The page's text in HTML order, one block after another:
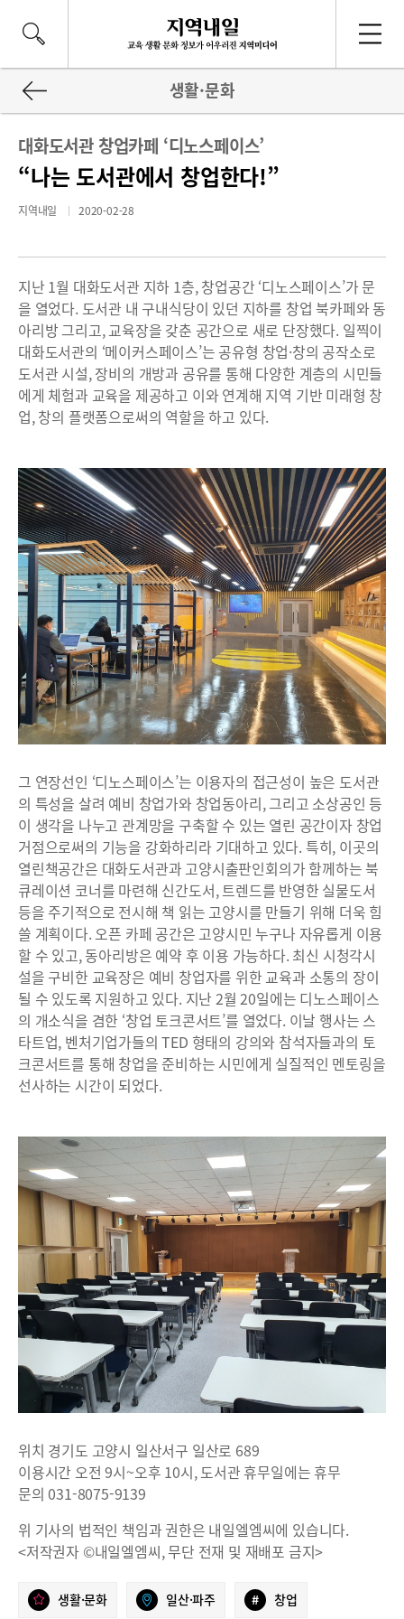
생활·문화
대화도서관 창업카페 ‘디노스페이스’
“나는 도서관에서 창업한다!”
지역내일 2020-02-28
지난 1월 대화도서관 지하 1층, 창업공간 ‘디노스페이스’가 문
을 열었다. 도서관 내 구내식당이 있던 지하를 창업 북카페와 동
아리방 그리고, 교육장을 갖춘 공간으로 새로 단장했다. 일찍이
대화도서관의 ‘메이커스페이스’는 공유형 창업·창의 공작소로
도서관 시설, 장비의 개방과 공유를 통해 다양한 계층의 시민들
에게 체험과 교육을 제공하고 이와 연계해 지역 기반 미래형 창
업, 창의 플랫폼으로써의 역할을 하고 있다.
그 연장선인 ‘디노스페이스’는 이용자의 접근성이 높은 도서관
의 특성을 살려 예비 창업가와 창업동아리, 그리고 소상공인 등
이 생각을 나누고 관계망을 구축할 수 있는 열린 공간이자 창업
거점으로써의 기능을 강화하리라 기대하고 있다. 특히, 이곳의
열린책공간은 대화도서관과 고양시출판인회의가 함께하는 북
큐레이션 코너를 마련해 신간도서, 트렌드를 반영한 실물도서
등을 주기적으로 전시해 책 읽는 고양시를 만들기 위해 더욱 힘
쓸 계획이다. 오픈 카페 공간은 고양시민 누구나 자유롭게 이용
할 수 있고, 동아리방은 예약 후 이용 가능하다. 최신 시청각시
설을 구비한 교육장은 예비 창업자를 위한 교육과 소통의 장이
될 수 있도록 지원하고 있다. 지난 2월 20일에는 디노스페이스
의 개소식을 겸한 ‘창업 토크콘서트’를 열었다. 이날 행사는 스
타트업, 벤처기업가들의 TED 형태의 강의와 참석자들과의 토
크콘서트를 통해 창업을 준비하는 시민에게 실질적인 멘토링을
선사하는 시간이 되었다.
위치 경기도 고양시 일산서구 일산로 689
이용시간 오전 9시~오후 10시, 도서관 휴무일에는 휴무
문의 031-8075-9139
위 기사의 법적인 책임과 권한은 내일엘엠씨에 있습니다.
<저작권자 ©내일엘엠씨, 무단 전재 및 재배포 금지>
생활·문화 일산·파주 # 창업